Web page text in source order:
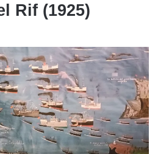
Rif (1925)